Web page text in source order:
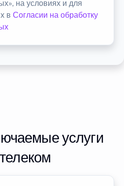
на условиях и для
в Согласии на обработку
услуги